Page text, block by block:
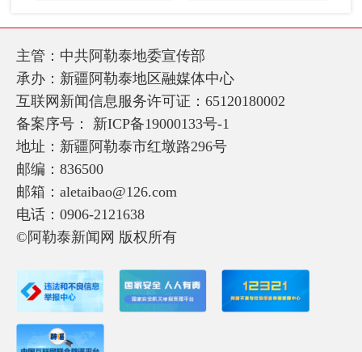
主管：中共阿勒泰地委宣传部
承办：新疆阿勒泰地区融媒体中心
互联网新闻信息服务许可证：65120180002
备案序号： 新ICP备19000133号-1
地址：新疆阿勒泰市红墩路296号
邮编：836500
邮箱：aletaibao@126.com
电话：0906-2121638
©阿勒泰新闻网 版权所有